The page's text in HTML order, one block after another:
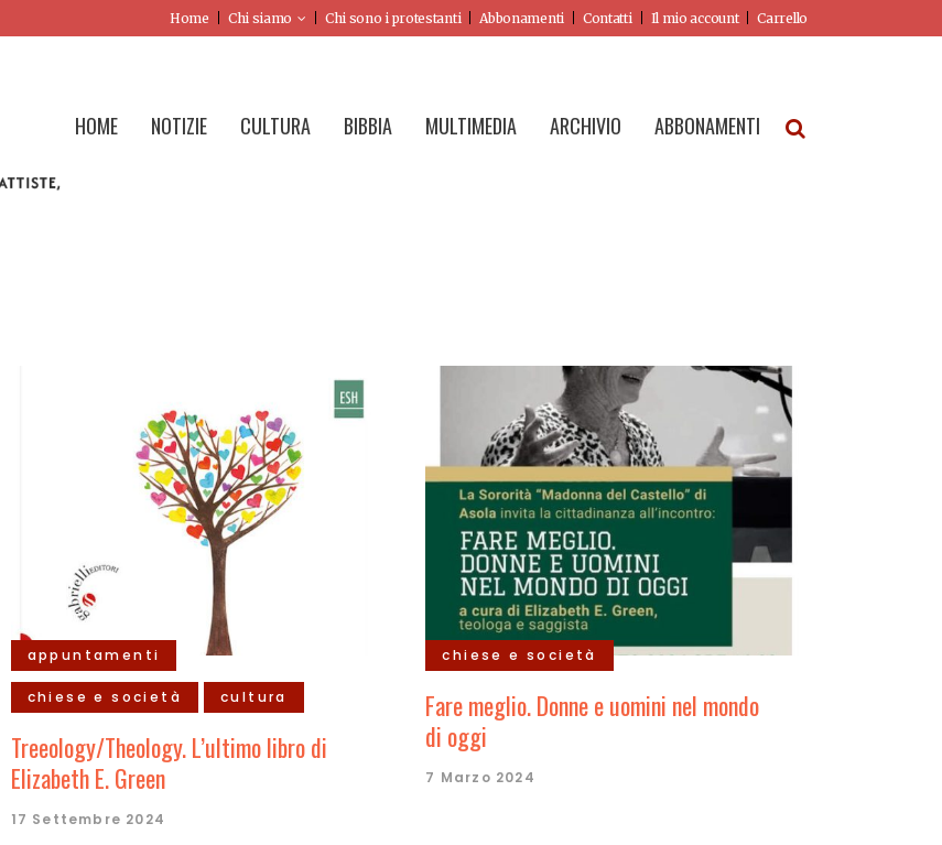
Home Chi siamo Chi sono i protestanti Abbonamenti Contatti Il mio account Carrello
HOME NOTIZIE CULTURA BIBBIA MULTIMEDIA ARCHIVIO ABBONAMENTI
appuntamenti
chiese e società cultura
Treeology/Theology. L’ultimo libro di
Elizabeth E. Green
17 Settembre 2024
chiese e società
Fare meglio. Donne e uomini nel mondo
di oggi
7 Marzo 2024